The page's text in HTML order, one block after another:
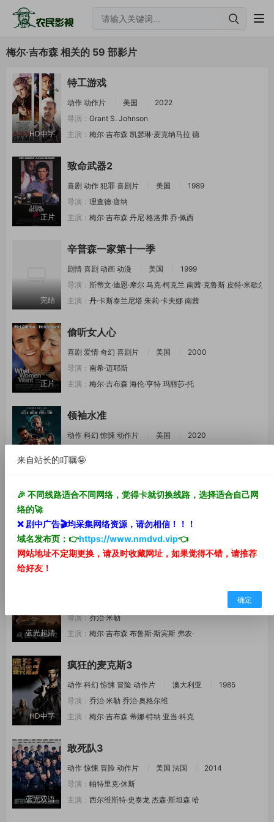
梅尔·吉布森 相关的 59 部影片
HD中字
特工游戏
动作 动作片 美国
2022
导演： Grant S. Johnson
主演： 梅尔·吉布森 凯瑟琳·麦克纳马拉 德
正片
致命武器2
喜剧 动作 犯罪 喜剧片 美国
1989
导演： 理查德·唐纳
主演： 梅尔·吉布森 丹尼·格洛弗 乔·佩西
完结
辛普森一家第十一季
剧情 喜剧 动画 动漫 美国
1999
导演： 斯蒂文·迪恩·摩尔 马克·柯克兰 南茜·克鲁斯 皮特·米歇尔斯
主演： 丹·卡斯泰兰尼塔 朱莉·卡夫娜 南茜
正片
偷听女人心
喜剧 爱情 奇幻 喜剧片 美国
2000
导演： 南希·迈耶斯
主演： 梅尔·吉布森 海伦·亨特 玛丽莎·托
HD中字
领袖水准
动作 科幻 惊悚 动作片 美国
2020
主演：
正片
弯刀杀戮
动作 惊悚 犯罪 动作片 美国 俄罗斯
导演：罗伯特·罗德里格兹
主演：丹尼·特雷霍 梅尔·吉布森 德米安·
蓝光超清
导演：乔治·米勒
主演： 梅尔·吉布森 布鲁斯·斯宾斯 弗农·
HD中字
疯狂的麦克斯3
动作 科幻 惊悚 冒险 动作片 澳大利亚
1985
导演： 乔治·米勒 乔治·奥格尔维
主演： 梅尔·吉布森 蒂娜·特纳 亚当·科克
蓝光双语
敢死队3
动作 惊悚 冒险 动作片 美国 法国
2014
导演： 帕特里克·休斯
主演： 西尔维斯特·史泰龙 杰森·斯坦森 哈
来自站长的叮嘱🤪
🎉 不同线路适合不同网络，觉得卡就切换线路，选择适合自己网
络的🚀
❌ 剧中广告🎬均采集网络资源， 请勿相信！！！
域名发布页：👉https://www.nmdvd.vip👈
网站地址不定期更换，请及时收藏网址，如果觉得不错，请推荐
给好友！
确定